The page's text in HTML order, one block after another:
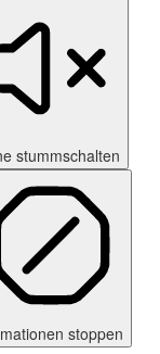
stummschalten
stoppen